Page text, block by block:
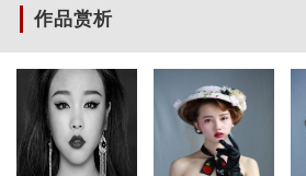
作品赏析